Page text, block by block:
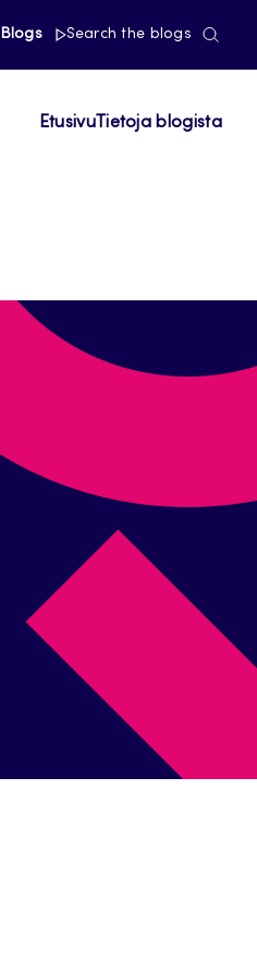
Blogs Search the blogs
EtusivuTietoja blogista